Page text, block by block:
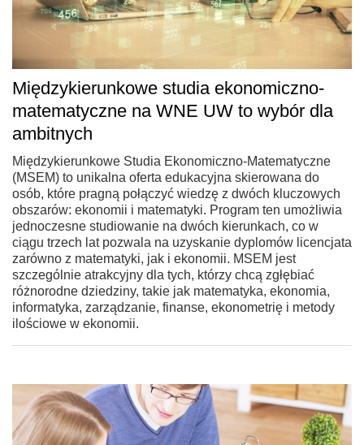
Międzykierunkowe studia ekonomiczno-
matematyczne na WNE UW to wybór dla
ambitnych
Międzykierunkowe Studia Ekonomiczno-Matematyczne
(MSEM) to unikalna oferta edukacyjna skierowana do
osób, które pragną połączyć wiedzę z dwóch kluczowych
obszarów: ekonomii i matematyki. Program ten umożliwia
jednoczesne studiowanie na dwóch kierunkach, co w
ciągu trzech lat pozwala na uzyskanie dyplomów licencjata
zarówno z matematyki, jak i ekonomii. MSEM jest
szczególnie atrakcyjny dla tych, którzy chcą zgłębiać
różnorodne dziedziny, takie jak matematyka, ekonomia,
informatyka, zarządzanie, finanse, ekonometrię i metody
ilościowe w ekonomii.